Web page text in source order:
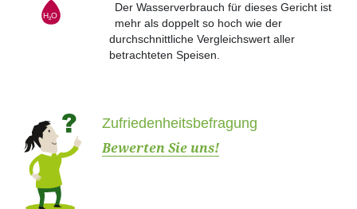
Der Wasserverbrauch für dieses Gericht ist
mehr als doppelt so hoch wie der
durchschnittliche Vergleichswert aller
betrachteten Speisen.
Zufrie­den­­­­heits­­­­be­­­­fragung
Bewerten Sie uns!